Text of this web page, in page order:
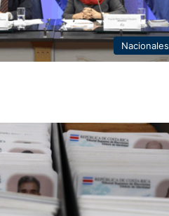
Nacionales